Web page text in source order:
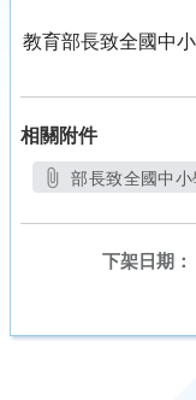
教育部長致全國中
相關附件
部長致全國中
下架日期：